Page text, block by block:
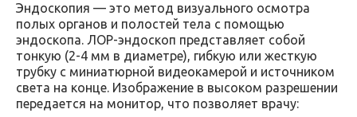
Эндоскопия — это метод визуального осмотра
полых органов и полостей тела с помощью
эндоскопа. ЛОР-эндоскоп представляет собой
тонкую (2-4 мм в диаметре), гибкую или жесткую
трубку с миниатюрной видеокамерой и источником
света на конце. Изображение в высоком разрешении
передается на монитор, что позволяет врачу: